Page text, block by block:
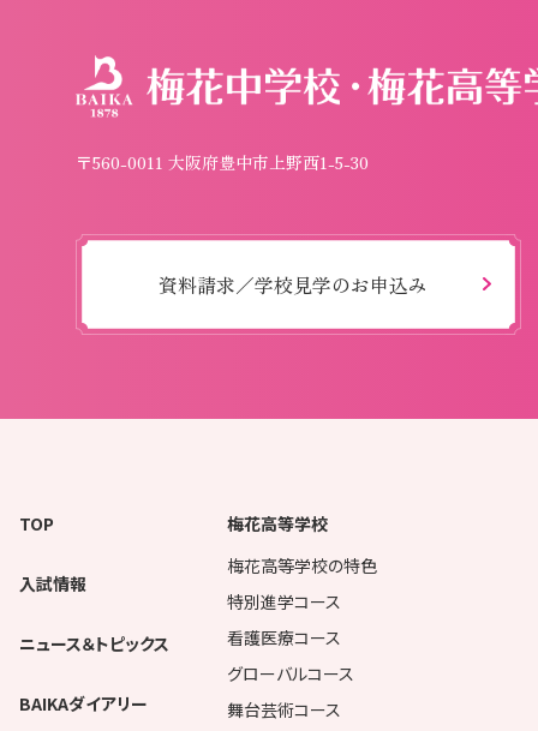
〒560-0011 大阪府豊中市上野西1-5-30
資料請求／学校見学のお申込み
TOP
入試情報
ニュース＆トピックス
BAIKAダイアリー
梅花高等学校
梅花高等学校の特色
特別進学コース
看護医療コース
グローバルコース
舞台芸術コース